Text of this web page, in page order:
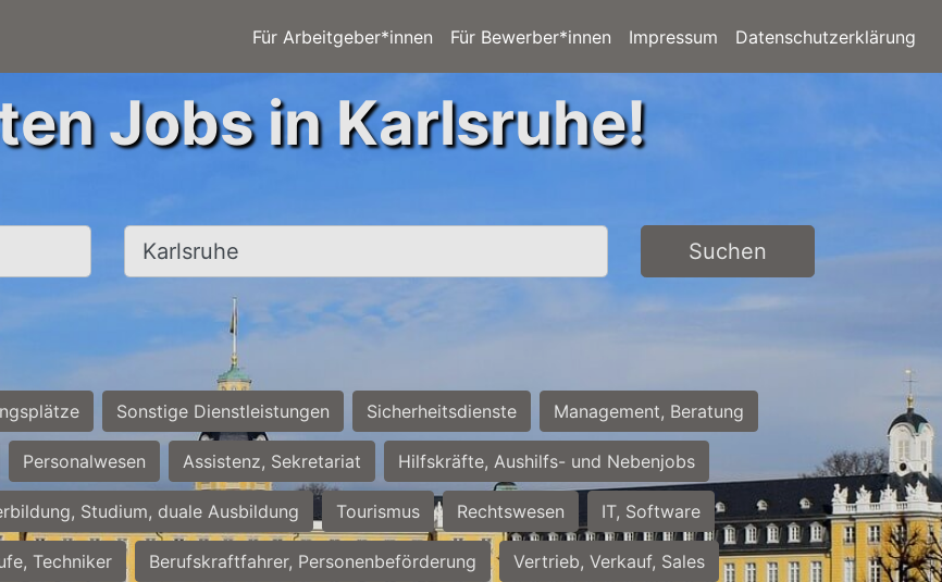
Für Arbeitgeber*innen Für Bewerber*innen Impressum Datenschutzerklärung
Jobs in Karlsruhe!
Ort, Stadt Suchen
Sonstige Dienstleistungen Sicherheitsdienste Management, Beratung
Personalwesen Assistenz, Sekretariat Hilfskräfte, Aushilfs- und Nebenjobs
Studium, duale Ausbildung Tourismus Rechtswesen IT, Software
Techniker Berufskraftfahrer, Personenbeförderung Vertrieb, Verkauf, Sales